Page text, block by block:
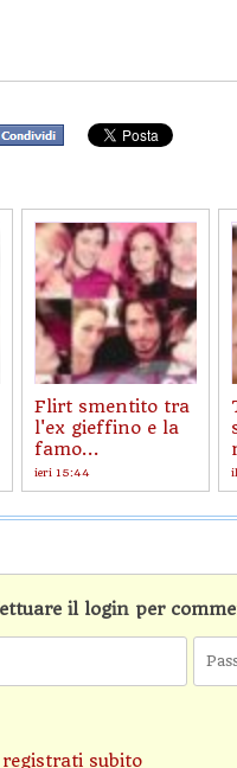
Flirt smentito tra
l'ex gieffino e la
famo...
ieri 15:44
il login per
registrati subito